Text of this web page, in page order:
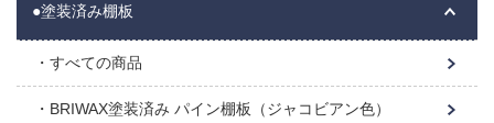
●塗装済み棚板
すべての商品
BRIWAX塗装済み パイン棚板（ジャコビアン色）